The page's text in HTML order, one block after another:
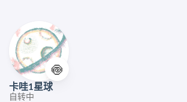
🍥
卡哇1星球
自转中